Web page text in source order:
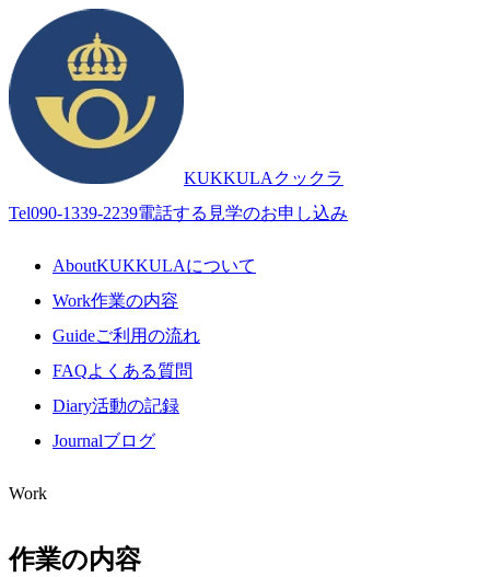
KUKKULA クックラ
Tel090-1339-2239電話する 見学のお申し込み
AboutKUKKULAについて
Work作業の内容
Guideご利用の流れ
FAQよくある質問
Diary活動の記録
Journalブログ
Work
作業の内容